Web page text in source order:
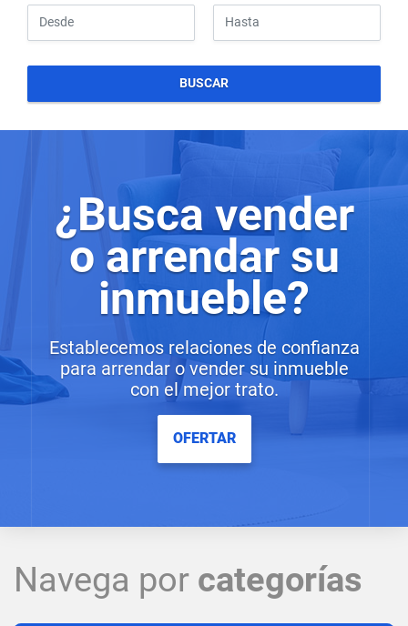
BUSCAR
¿Busca vender
o arrendar su
inmueble?
Establecemos relaciones de confianza
para arrendar o vender su inmueble
con el mejor trato.
OFERTAR
Navega por categorías